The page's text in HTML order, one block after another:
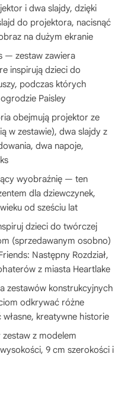
i dwa slajdy, dzięki
do projektora, nacisnąć
na dużym ekranie
— zestaw zawiera
inspirują dzieci do
podczas których
Paisley
obejmują projektor ze
w zestawie), dwa slajdy z
dwa napoje,
wyobraźnię — ten
dla dziewczynek,
od sześciu lat
dzieci do twórczej
(sprzedawanym osobno)
Następny Rozdział,
z miasta Heartlake
zestawów konstrukcyjnych
odkrywać różne
kreatywne historie
z modelem
9 cm szerokości i